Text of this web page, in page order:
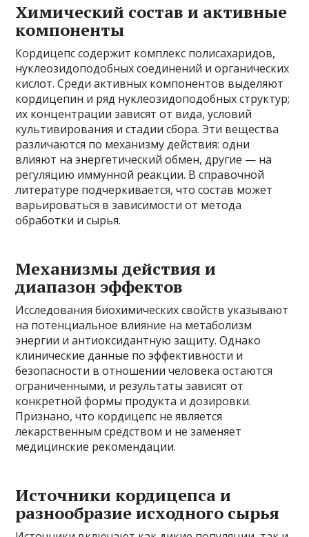
Химический состав и активные
компоненты
Кордицепс содержит комплекс полисахаридов,
нуклеозидоподобных соединений и органических
кислот. Среди активных компонентов выделяют
кордицепин и ряд нуклеозидоподобных структур;
их концентрации зависят от вида, условий
культивирования и стадии сбора. Эти вещества
различаются по механизму действия: одни
влияют на энергетический обмен, другие — на
регуляцию иммунной реакции. В справочной
литературе подчеркивается, что состав может
варьироваться в зависимости от метода
обработки и сырья.
Механизмы действия и
диапазон эффектов
Исследования биохимических свойств указывают
на потенциальное влияние на метаболизм
энергии и антиоксидантную защиту. Однако
клинические данные по эффективности и
безопасности в отношении человека остаются
ограниченными, и результаты зависят от
конкретной формы продукта и дозировки.
Признано, что кордицепс не является
лекарственным средством и не заменяет
медицинские рекомендации.
Источники кордицепса и
разнообразие исходного сырья